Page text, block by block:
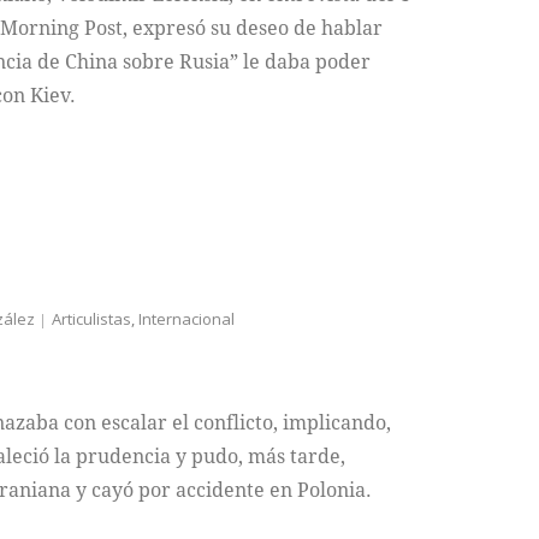
Post, expresó su deseo de hablar
de China sobre Rusia” le daba poder
Kiev.
Articulistas Internacional
con escalar el conflicto, implicando,
la prudencia y pudo, más tarde,
y cayó por accidente en Polonia.